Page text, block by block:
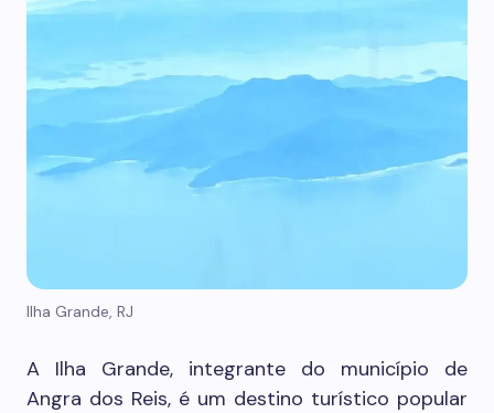
Ilha Grande, RJ
A Ilha Grande, integrante do município de
Angra dos Reis, é um destino turístico popular